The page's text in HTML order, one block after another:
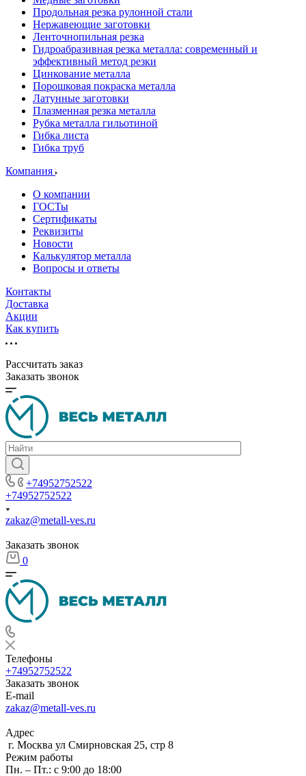
Продольная резка рулонной стали
Нержавеющие заготовки
Ленточнопильная резка
Гидроабразивная резка металла: современный и
эффективный метод резки
Цинкование металла
Порошковая покраска металла
Латунные заготовки
Плазменная резка металла
Рубка металла гильотиной
Гибка листа
Гибка труб
Компания
О компании
ГОСТы
Сертификаты
Реквизиты
Новости
Калькулятор металла
Вопросы и ответы
Контакты
Доставка
Акции
Как купить
Рассчитать заказ
Заказать звонок
+74952752522
+74952752522
zakaz@metall-ves.ru
Заказать звонок
0
Телефоны
+74952752522
Заказать звонок
E-mail
zakaz@metall-ves.ru
Адрес
г. Москва ул Смирновская 25, стр 8
Режим работы
Пн. – Пт.: с 9:00 до 18:00